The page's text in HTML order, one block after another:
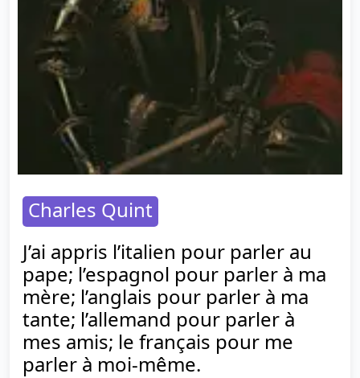
Charles Quint
J’ai appris l’italien pour parler au
pape; l’espagnol pour parler à ma
mère; l’anglais pour parler à ma
tante; l’allemand pour parler à
mes amis; le français pour me
parler à moi-même.